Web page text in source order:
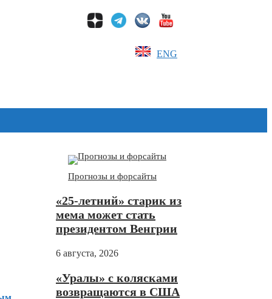
ENG
Прогнозы и форсайты
«25-летний» старик из
мема может стать
президентом Венгрии
6 августа, 2026
«Уралы» с колясками
возвращаются в США